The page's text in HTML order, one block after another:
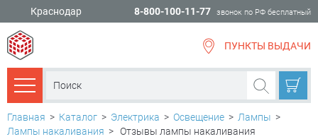
Краснодар 8-800-100-11-77 звонок по РФ бесплатный
ПУНКТЫ ВЫДАЧИ
Каталог товаров
Главная > Каталог > Электрика > Освещение > Лампы >
Лампы накаливания > Отзывы лампы накаливания